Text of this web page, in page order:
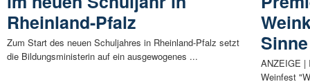
Rheinland-Pfalz
Zum Start des neuen Schuljahres in Rheinland-Pfalz setzt
die Bildungsministerin auf ein ausgewogenes ...
Sinne
ANZEIGE |
Weinfest